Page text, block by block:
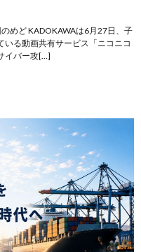
めど KADOKAWAは6月27日、子
いる動画共有サービス「ニコニコ
イバー攻[…]